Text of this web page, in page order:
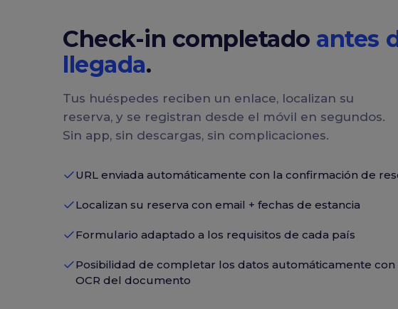
Check-in completado antes
llegada.
Tus huéspedes reciben un enlace, localizan su
reserva, y se registran desde el móvil en segundos.
Sin app, sin descargas, sin complicaciones.
URL enviada automáticamente con la confirmación de
Localizan su reserva con email + fechas de estancia
Formulario adaptado a los requisitos de cada país
Posibilidad de completar los datos automáticamente con
OCR del documento